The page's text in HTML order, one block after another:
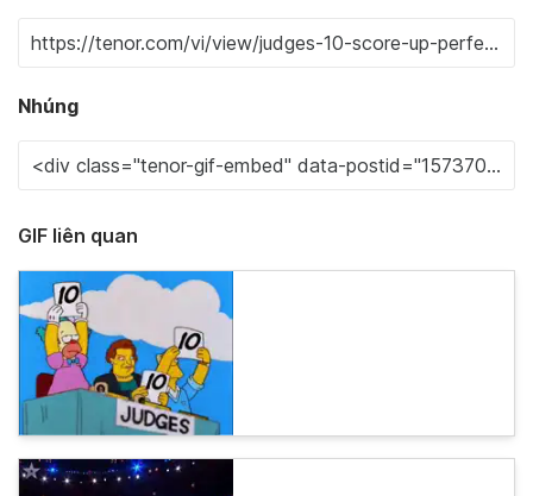
Nhúng
GIF liên quan